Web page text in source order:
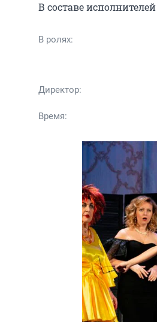
В составе
В ролях:
Директор:
Время: